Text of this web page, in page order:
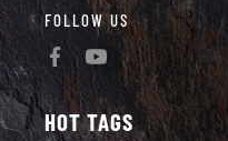
FOLLOW US
HOT TAGS